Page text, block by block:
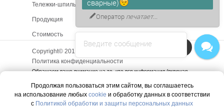
Продукция
Стоимость
Доставка
Тележки-шпильки
Сертификаты
Контакты
Copyright© 2015 - 2025. Все права защищены.
Политика конфиденциальности
Обращаем ваше внимание на то, что вся информация (включая
информационный характер и ни при каких условиях не является
публичной офертой, определяемой положениями Статьи 437 (2)
Гражданского кодекса РФ.
Продолжая пользоваться этим сайтом, вы соглашаетесь
на использование любых cookie и обработку данных в соответствии
с Политикой обработки и защиты персональных данных
Напишите в чат!
Введите сообщение
сварные)
Оператор печатает...